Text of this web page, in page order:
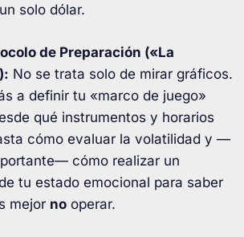
solo dólar.
de Preparación («La
No se trata solo de mirar gráficos.
a definir tu «marco de juego»
qué instrumentos y horarios
cómo evaluar la volatilidad y —
cómo realizar un
tu estado emocional para saber
mejor no operar.